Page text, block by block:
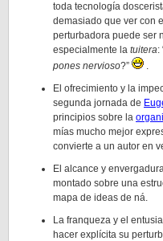
toda tecnología
demasiado que ver con
perturbadora puede ser
especialmente la tuitera:
pones nervioso?”
.
El ofrecimiento y la
segunda jornada de
principios sobre la
mías mucho mejor
convierte a un autor en
El alcance y
montado sobre una
mapa de ideas de ná.
La franqueza y el
hacer explícita su